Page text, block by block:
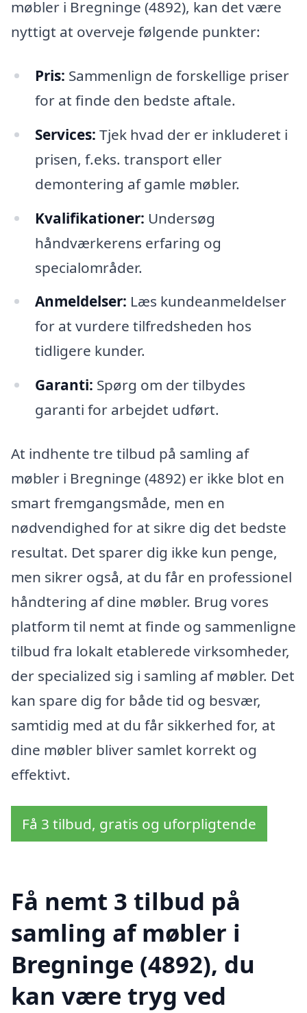
møbler i Bregninge (4892), kan det være
nyttigt at overveje følgende punkter:
Pris: Sammenlign de forskellige priser
for at finde den bedste aftale.
Services: Tjek hvad der er inkluderet i
prisen, f.eks. transport eller
demontering af gamle møbler.
Kvalifikationer: Undersøg
håndværkerens erfaring og
specialområder.
Anmeldelser: Læs kundeanmeldelser
for at vurdere tilfredsheden hos
tidligere kunder.
Garanti: Spørg om der tilbydes
garanti for arbejdet udført.
At indhente tre tilbud på samling af
møbler i Bregninge (4892) er ikke blot en
smart fremgangsmåde, men en
nødvendighed for at sikre dig det bedste
resultat. Det sparer dig ikke kun penge,
men sikrer også, at du får en professionel
håndtering af dine møbler. Brug vores
platform til nemt at finde og sammenligne
tilbud fra lokalt etablerede virksomheder,
der specialized sig i samling af møbler. Det
kan spare dig for både tid og besvær,
samtidig med at du får sikkerhed for, at
dine møbler bliver samlet korrekt og
effektivt.
Få 3 tilbud, gratis og uforpligtende
Få nemt 3 tilbud på
samling af møbler i
Bregninge (4892), du
kan være tryg ved